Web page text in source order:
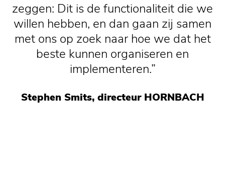
zeggen: Dit is de functionaliteit die we
willen hebben, en dan gaan zij samen
met ons op zoek naar hoe we dat het
beste kunnen organiseren en
implementeren.
Stephen Smits, directeur HORNBACH